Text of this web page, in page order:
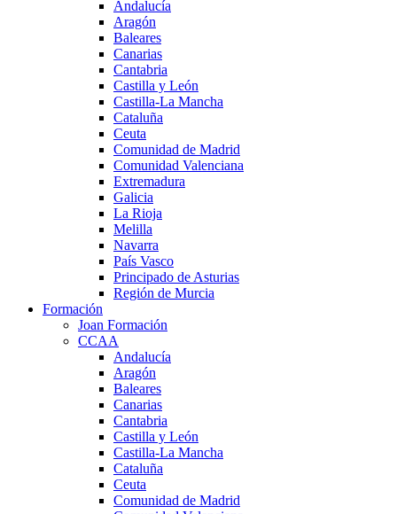
Andalucía
Aragón
Baleares
Canarias
Cantabria
Castilla y León
Castilla-La Mancha
Cataluña
Ceuta
Comunidad de Madrid
Comunidad Valenciana
Extremadura
Galicia
La Rioja
Melilla
Navarra
País Vasco
Principado de Asturias
Región de Murcia
Formación
Joan Formación
CCAA
Andalucía
Aragón
Baleares
Canarias
Cantabria
Castilla y León
Castilla-La Mancha
Cataluña
Ceuta
Comunidad de Madrid